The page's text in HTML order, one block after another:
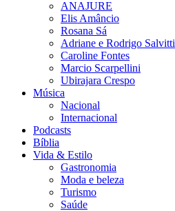
ANAJURE
Elis Amâncio
Rosana Sá
Adriane e Rodrigo Salvitti
Caroline Fontes
Marcio Scarpellini
Ubirajara Crespo
Música
Nacional
Internacional
Podcasts
Bíblia
Vida & Estilo
Gastronomia
Moda e beleza
Turismo
Saúde